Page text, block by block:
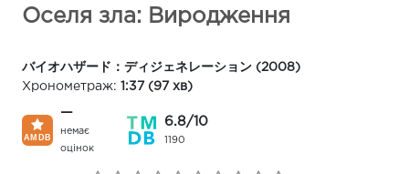
Оселя зла: Виродження
バイオハザード：ディジェネレーション (2008)
Хронометраж: 1:37 (97 хв)
—
немає
оцінок
6.8/10
1190